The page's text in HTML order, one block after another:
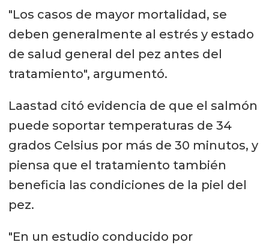
"Los casos de mayor mortalidad, se
deben generalmente al estrés y estado
de salud general del pez antes del
tratamiento", argumentó.
Laastad citó evidencia de que el salmón
puede soportar temperaturas de 34
grados Celsius por más de 30 minutos, y
piensa que el tratamiento también
beneficia las condiciones de la piel del
pez.
"En un estudio conducido por